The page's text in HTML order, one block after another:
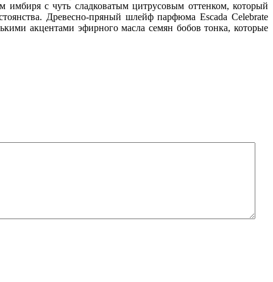
имбиря с чуть сладковатым цитрусовым оттенком, который
Древесно-пряный шлейф парфюма Escada Celebrate
акцентами эфирного масла семян бобов тонка, которые